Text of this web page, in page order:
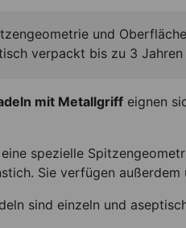
und
verpackt bis zu 3
mit Metallgriff eignen
spezielle
Sie verfügen außerdem
sind einzeln und
B, braun,